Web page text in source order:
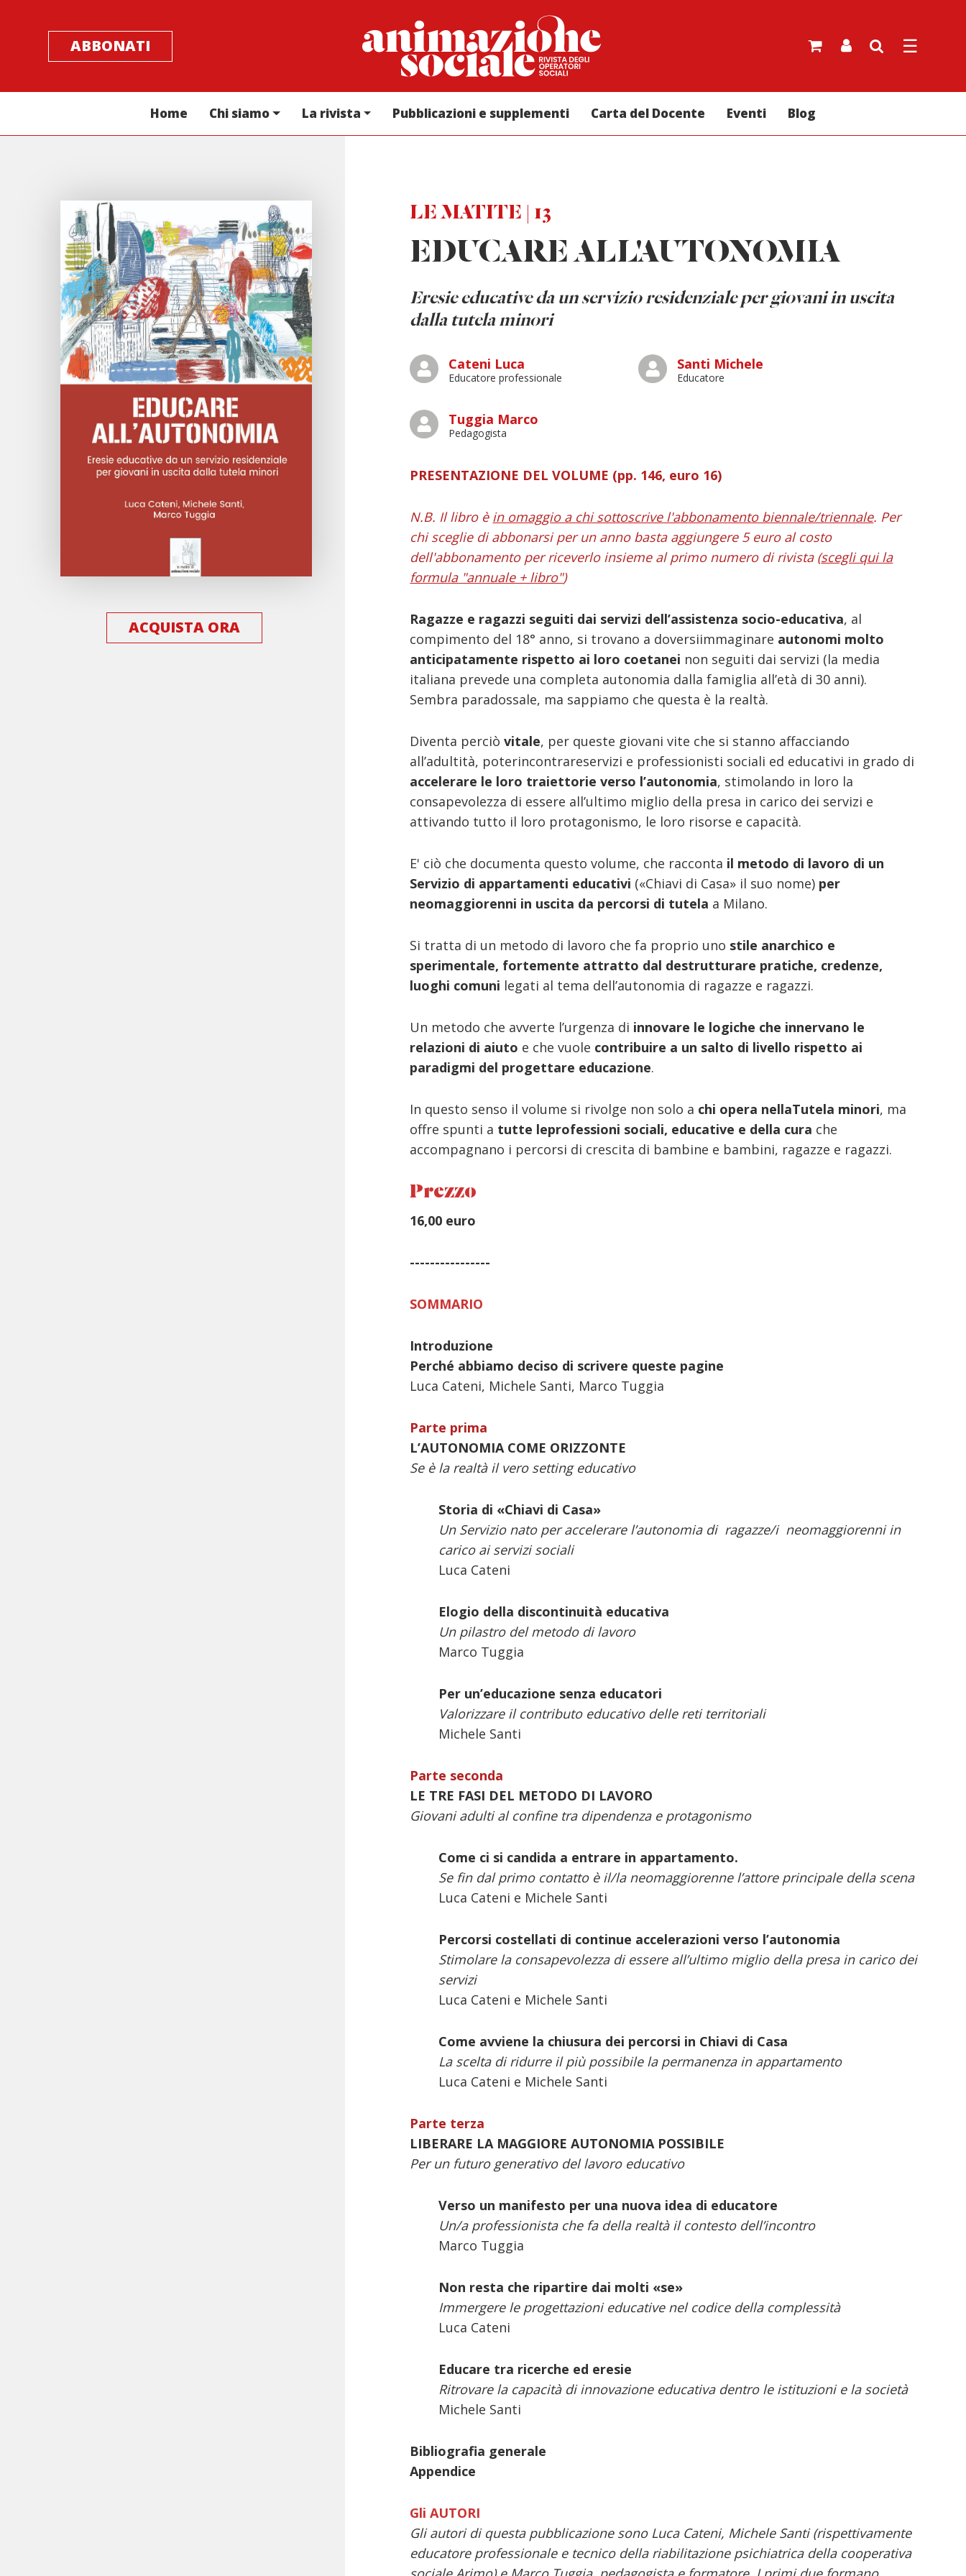
ABBONATI ☰
Home Chi siamo La rivista Pubblicazioni e supplementi Carta del Docente Eventi Blog
ACQUISTA ORA
LE MATITE | 13
EDUCARE ALL'AUTONOMIA
Eresie educative da un servizio residenziale per giovani in uscita
dalla tutela minori
Cateni Luca
Educatore professionale
Santi Michele
Educatore
Tuggia Marco
Pedagogista
PRESENTAZIONE DEL VOLUME (pp. 146, euro 16)
N.B. Il libro è in omaggio a chi sottoscrive l'abbonamento biennale/triennale. Per
chi sceglie di abbonarsi per un anno basta aggiungere 5 euro al costo
dell'abbonamento per riceverlo insieme al primo numero di rivista (scegli qui la
formula "annuale + libro")
Ragazze e ragazzi seguiti dai servizi dell’assistenza socio-educativa, al
compimento del 18° anno, si trovano a doversiimmaginare autonomi molto
anticipatamente rispetto ai loro coetanei non seguiti dai servizi (la media
italiana prevede una completa autonomia dalla famiglia all’età di 30 anni).
Sembra paradossale, ma sappiamo che questa è la realtà.
Diventa perciò vitale, per queste giovani vite che si stanno affacciando
all’adultità, poterincontrareservizi e professionisti sociali ed educativi in grado di
accelerare le loro traiettorie verso l’autonomia, stimolando in loro la
consapevolezza di essere all’ultimo miglio della presa in carico dei servizi e
attivando tutto il loro protagonismo, le loro risorse e capacità.
E' ciò che documenta questo volume, che racconta il metodo di lavoro di un
Servizio di appartamenti educativi («Chiavi di Casa» il suo nome) per
neomaggiorenni in uscita da percorsi di tutela a Milano.
Si tratta di un metodo di lavoro che fa proprio uno stile anarchico e
sperimentale, fortemente attratto dal destrutturare pratiche, credenze,
luoghi comuni legati al tema dell’autonomia di ragazze e ragazzi.
Un metodo che avverte l’urgenza di innovare le logiche che innervano le
relazioni di aiuto e che vuole contribuire a un salto di livello rispetto ai
paradigmi del progettare educazione.
In questo senso il volume si rivolge non solo a chi opera nellaTutela minori, ma
offre spunti a tutte leprofessioni sociali, educative e della cura che
accompagnano i percorsi di crescita di bambine e bambini, ragazze e ragazzi.
Prezzo
16,00 euro
----------------
SOMMARIO
Introduzione
Perché abbiamo deciso di scrivere queste pagine
Luca Cateni, Michele Santi, Marco Tuggia
Parte prima
L’AUTONOMIA COME ORIZZONTE
Se è la realtà il vero setting educativo
Storia di «Chiavi di Casa»
Un Servizio nato per accelerare l’autonomia di ragazze/i neomaggiorenni in
carico ai servizi sociali
Luca Cateni
Elogio della discontinuità educativa
Un pilastro del metodo di lavoro
Marco Tuggia
Per un’educazione senza educatori
Valorizzare il contributo educativo delle reti territoriali
Michele Santi
Parte seconda
LE TRE FASI DEL METODO DI LAVORO
Giovani adulti al confine tra dipendenza e protagonismo
Come ci si candida a entrare in appartamento.
Se fin dal primo contatto è il/la neomaggiorenne l’attore principale della scena
Luca Cateni e Michele Santi
Percorsi costellati di continue accelerazioni verso l’autonomia
Stimolare la consapevolezza di essere all’ultimo miglio della presa in carico dei
servizi
Luca Cateni e Michele Santi
Come avviene la chiusura dei percorsi in Chiavi di Casa
La scelta di ridurre il più possibile la permanenza in appartamento
Luca Cateni e Michele Santi
Parte terza
LIBERARE LA MAGGIORE AUTONOMIA POSSIBILE
Per un futuro generativo del lavoro educativo
Verso un manifesto per una nuova idea di educatore
Un/a professionista che fa della realtà il contesto dell’incontro
Marco Tuggia
Non resta che ripartire dai molti «se»
Immergere le progettazioni educative nel codice della complessità
Luca Cateni
Educare tra ricerche ed eresie
Ritrovare la capacità di innovazione educativa dentro le istituzioni e la società
Michele Santi
Bibliografia generale
Appendice
Gli AUTORI
Gli autori di questa pubblicazione sono Luca Cateni, Michele Santi (rispettivamente
educatore professionale e tecnico della riabilitazione psichiatrica della cooperativa